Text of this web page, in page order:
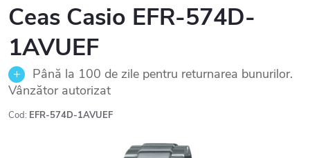
Ceas Casio EFR-574D-
1AVUEF
Până la 100 de zile pentru returnarea bunurilor.
Vânzător autorizat
Cod: EFR-574D-1AVUEF